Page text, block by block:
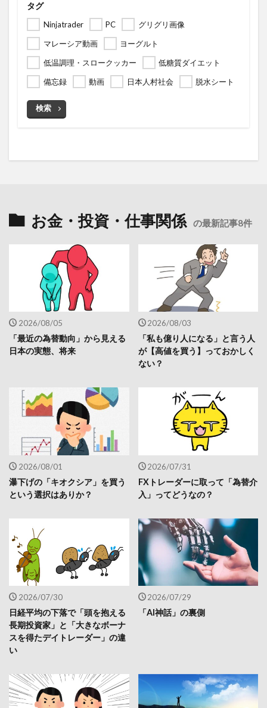
タグ
Ninjatrader PC
グリグリ画像
マレーシア動画
ヨーグルト
低温調理・スロークッカー
低糖質ダイエット
備忘録
動画 日本人村社会 脱水シート
検索
お金・投資・仕事関係 の最新記事8件
2026/08/05
「最近の為替動向」から見える
日本の実態、将来
2026/08/03
「私も億り人になる」と言う人
が【高値を買う】っておかしく
ない？
2026/08/01
瀑下げの「キオクシア」を買う
という選択はありか？
2026/07/31
FXトレーダーに取って「為替介
入」ってどうなの？
2026/07/30
日経平均の下落で「頭を抱える
長期投資家」と「大きなボーナ
スを得たデイトレーダー」の違
い
2026/07/29
「AI神話」の裏側